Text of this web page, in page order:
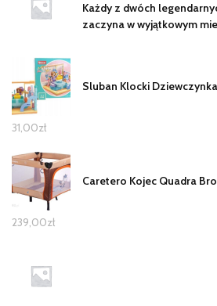
Każdy z dwóch
zaczyna w wyjątkowym
Sluban Klocki
31,00zł
Caretero Kojec Quadra
239,00zł